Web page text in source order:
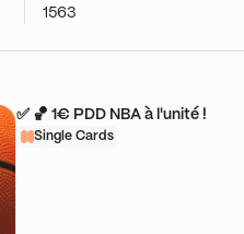
1563
✅ 🏀 1€ PDD NBA à l'unité !
Single Cards